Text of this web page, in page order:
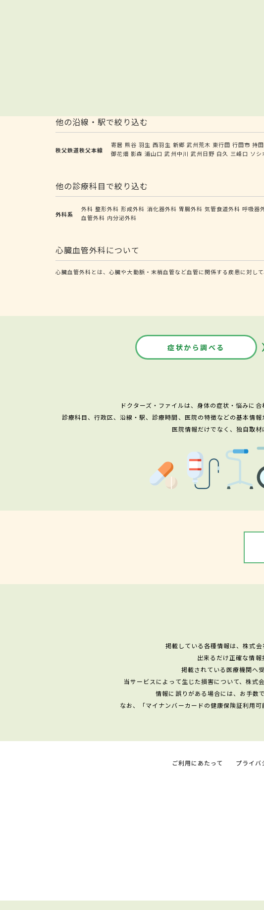
他の沿線・駅で絞り込む
秩父鉄道秩父本線
寄居 熊谷 羽生 西羽生 新郷 武州荒木 東行田 行田市 持田
御花畑 影森 浦山口 武州中川 武州日野 白久 三峰口 ソシ
他の診療科目で絞り込む
外科系
外科 整形外科 形成外科 消化器外科 胃腸外科 気管食道外科 呼吸器
血管外科 内分泌外科
心臓血管外科について
心臓血管外科とは、心臓や大動脈・末梢血管など血管に関係する疾患に対し
症状から調べる
ドクターズ・ファイルは、身体の症状・悩みに
診療科目、行政区、沿線・駅、診療時間、医院の特徴などの基本情
医院情報だけでなく、独自取
掲載している各種情報は、株式
出来るだけ正確な情報
掲載されている医療機関へ
当サービスによって生じた損害について、株式
情報に誤りがある場合には、お手数
なお、「マイナンバーカードの健康保険証利用
ご利用にあたって プライバ